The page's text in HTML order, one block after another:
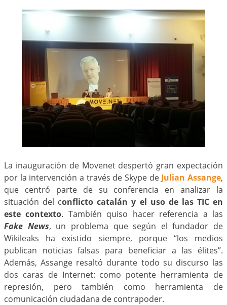
La inauguración de Movenet despertó gran expectación
por la intervención a través de Skype de Julian Assange,
que centró parte de su conferencia en analizar la
situación del conflicto catalán y el uso de las TIC en
este contexto. También quiso hacer referencia a las
Fake News, un problema que según el fundador de
Wikileaks ha existido siempre, porque “los medios
publican noticias falsas para beneficiar a las élites”.
Además, Assange resaltó durante todo su discurso las
dos caras de Internet: como potente herramienta de
represión, pero también como herramienta de
comunicación ciudadana de contrapoder.